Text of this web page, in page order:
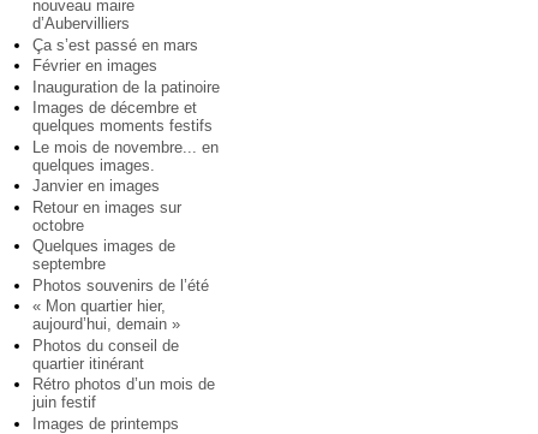
nouveau maire
d’Aubervilliers
Ça s’est passé en mars
Février en images
Inauguration de la patinoire
Images de décembre et
quelques moments festifs
Le mois de novembre... en
quelques images.
Janvier en images
Retour en images sur
octobre
Quelques images de
septembre
Photos souvenirs de l’été
« Mon quartier hier,
aujourd’hui, demain »
Photos du conseil de
quartier itinérant
Rétro photos d’un mois de
juin festif
Images de printemps